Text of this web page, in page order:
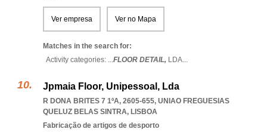
Ver empresa Ver no Mapa
Matches in the search for:
Activity categories: ...FLOOR DETAIL, LDA...
Jpmaia Floor, Unipessoal, Lda
R DONA BRITES 7 1ºA, 2605-655, UNIAO FREGUESIAS
QUELUZ BELAS SINTRA, LISBOA
Fabricação de artigos de desporto